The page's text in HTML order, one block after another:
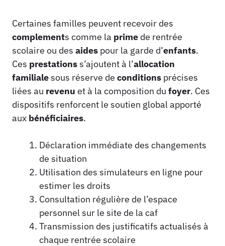
Certaines familles peuvent recevoir des
complements comme la prime de rentrée
scolaire ou des aides pour la garde d’enfants.
Ces prestationss’ajoutent à l’allocation
familialesous réserve de conditions précises
liées au revenu et à la composition du foyer. Ces
dispositifs renforcent le soutien global apporté
aux bénéficiaires.
Déclaration immédiate des changements
de situation
Utilisation des simulateurs en ligne pour
estimer les droits
Consultation régulière de l’espace
personnel sur le site de la caf
Transmission des justificatifs actualisés à
chaque rentrée scolaire